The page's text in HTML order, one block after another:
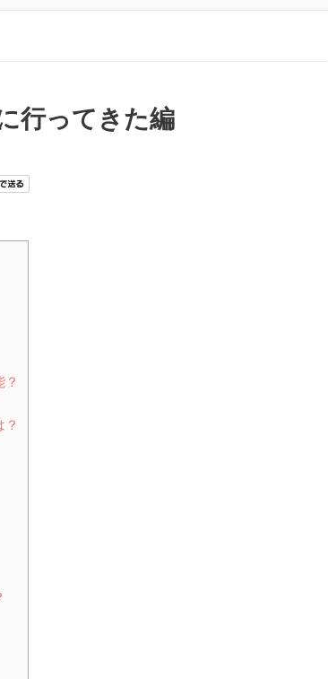
行ってきた編